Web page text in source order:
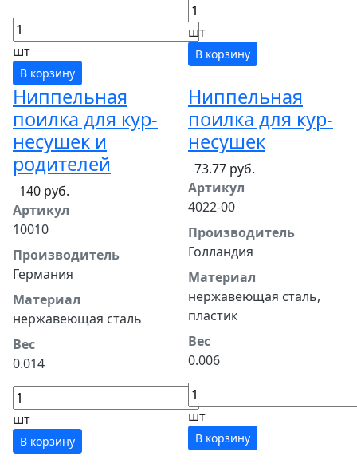
шт
В корзину
шт
В корзину
Ниппельная
поилка для кур-
несушек и
родителей
140 руб.
Артикул
10010
Производитель
Германия
Материал
нержавеющая сталь
Вес
0.014
шт
В корзину
Ниппельная
поилка для кур-
несушек
73.77 руб.
Артикул
4022-00
Производитель
Голландия
Материал
нержавеющая сталь,
пластик
Вес
0.006
шт
В корзину